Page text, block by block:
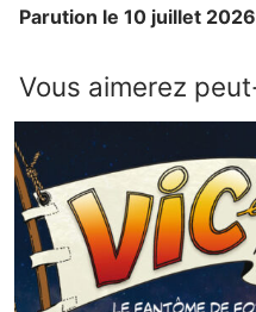
Parution le 10 juillet 2026
Vous aimerez